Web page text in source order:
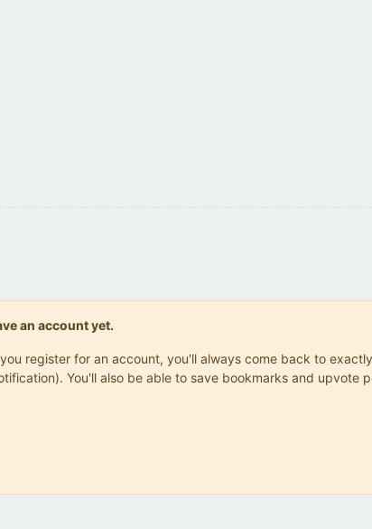
an account yet.
register for an account, you'll always come back to
You'll also be able to save bookmarks and upvote